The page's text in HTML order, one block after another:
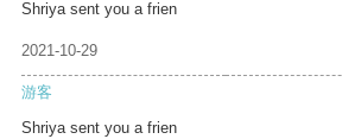
Shriya sent you a frien
2021-10-29
游客
Shriya sent you a frien